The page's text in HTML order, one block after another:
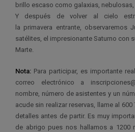
brillo escaso como galaxias,
Y después de volver al cielo
la primavera entrante, observaremos
satélites, el impresionante Saturno con
Marte.
Nota: Para participar, es importante
correo electrónico a
nombre, número de asistentes y un
acude sin realizar reservas, llame al
detalles antes de partir. Es muy
de abrigo pues nos hallamos a 1200